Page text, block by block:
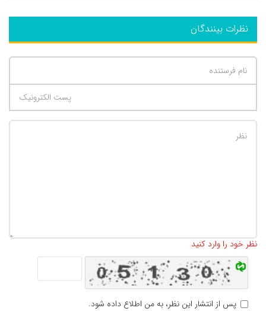
نظرات بینندگان
نظر خود را وارد کنید
پس از انتشار این نظر، به من اطلاع داده شود.